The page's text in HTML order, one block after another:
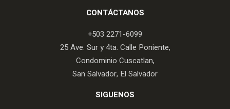
CONTÁCTANOS
+503 2271-6099
25 Ave. Sur y 4ta. Calle Poniente,
Condominio Cuscatlan,
San Salvador, El Salvador
SIGUENOS